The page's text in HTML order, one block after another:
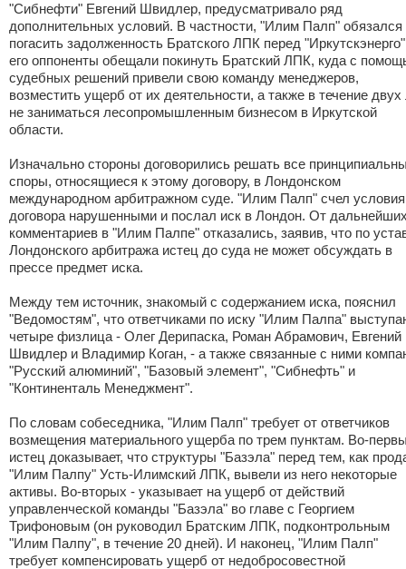
"Сибнефти" Евгений Швидлер, предусматривало ряд
дополнительных условий. В частности, "Илим Палп" обязался
погасить задолженность Братского ЛПК перед
его оппоненты обещали покинуть Братский ЛПК, куда с
судебных решений привели свою команду менеджеров,
возместить ущерб от их деятельности, а также в течение двух
не заниматься лесопромышленным бизнесом в Иркутской
области.
Изначально стороны договорились решать все
споры, относящиеся к этому договору, в Лондонском
международном арбитражном суде. "Илим Палп" счел условия
договора нарушенными и послал иск в Лондон. От
комментариев в "Илим Палпе" отказались, заявив, что по
Лондонского арбитража истец до суда не может обсуждать в
прессе предмет иска.
Между тем источник, знакомый с содержанием иска, пояснил
"Ведомостям", что ответчиками по иску "Илим Палпа"
четыре физлица - Олег Дерипаска, Роман Абрамович, Евгений
Швидлер и Владимир Коган, - а также связанные с ними
"Русский алюминий", "Базовый элемент", "Сибнефть" и
"Континенталь Менеджмент".
По словам собеседника, "Илим Палп" требует от ответчиков
возмещения материального ущерба по трем пунктам. Во-
истец доказывает, что структуры "Базэла" перед тем, как
"Илим Палпу" Усть-Илимский ЛПК, вывели из него некоторые
активы. Во-вторых - указывает на ущерб от действий
управленческой команды "Базэла" во главе с Георгием
Трифоновым (он руководил Братским ЛПК, подконтрольным
"Илим Палпу", в течение 20 дней). И наконец, "Илим Палп"
требует компенсировать ущерб от недобросовестной